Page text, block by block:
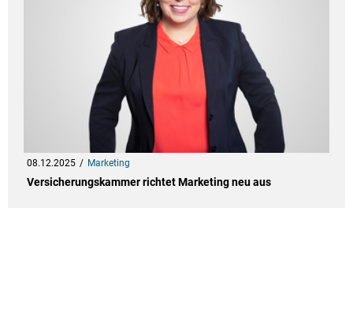
08.12.2025 Marketing
Versicherungskammer richtet Marketing neu aus